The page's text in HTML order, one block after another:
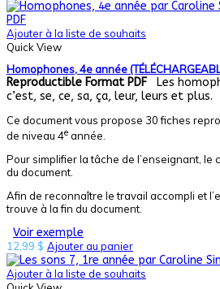
Ajouter à la liste de souhaits
Quick View
Homophones, 4e année
Reproductible Format PDF Les
c’est, se, ce, sa, ça, leur, leurs et plus.
Ce document vous propose 30 fiches
de niveau 4e année.
Pour simplifier la tâche de l’enseignant, le
du document.
Afin de reconnaître le travail accompli et
trouve à la fin du document.
Voir exemple
12,99 $ Ajouter au panier
Ajouter à la liste de souhaits